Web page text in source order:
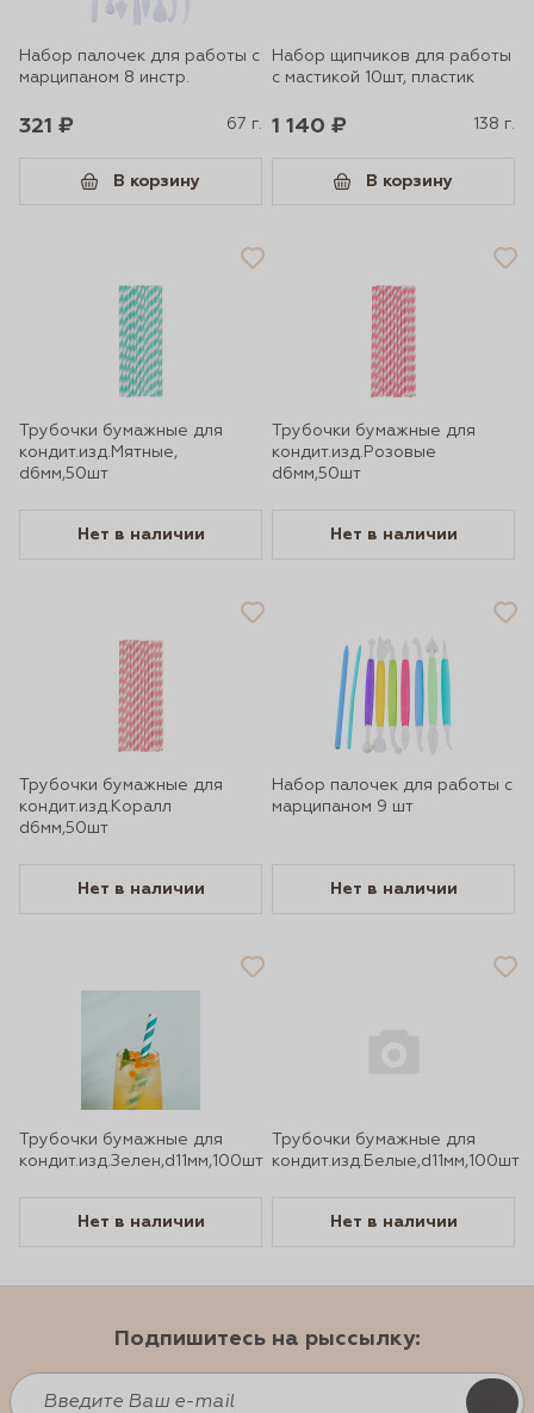
Набор палочек для работы с
марципаном 8 инстр.
321 ₽ 67 г.
В корзину
Набор щипчиков для работы
с мастикой 10шт, пластик
1 140 ₽ 138 г.
В корзину
Трубочки бумажные для
кондит.изд.Мятные,
d6мм,50шт
Нет в наличии
Трубочки бумажные для
кондит.изд.Розовые
d6мм,50шт
Нет в наличии
Трубочки бумажные для
кондит.изд.Коралл
d6мм,50шт
Нет в наличии
Набор палочек для работы с
марципаном 9 шт
Нет в наличии
Трубочки бумажные для
кондит.изд.Зелен,d11мм,100шт
Нет в наличии
Трубочки бумажные для
кондит.изд.Белые,d11мм,100шт
Нет в наличии
Подпишитесь на рыссылку: